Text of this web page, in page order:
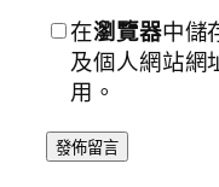
在瀏覽器中儲
及個人網站網
用。